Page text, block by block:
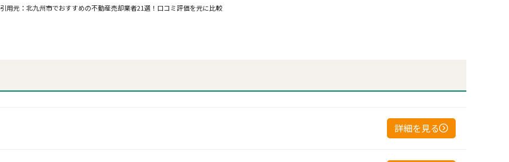
引用元：北九州市でおすすめの不動産売却業者21選！口コミ評価を元に比較
詳細を見る